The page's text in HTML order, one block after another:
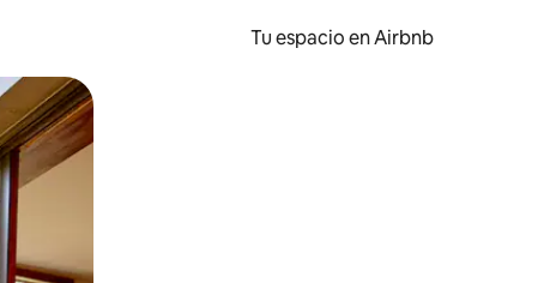
Tu espacio en Airbnb